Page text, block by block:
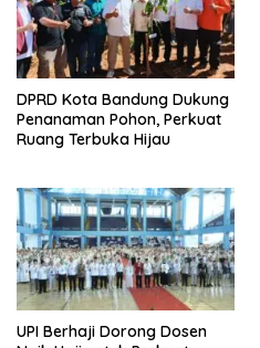
DPRD Kota Bandung Dukung
Penanaman Pohon, Perkuat
Ruang Terbuka Hijau
UPI Berhaji Dorong Dosen